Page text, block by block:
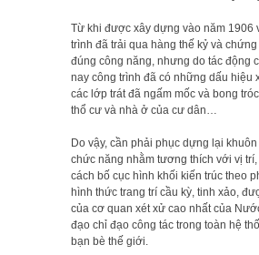
Từ khi được xây dựng vào năm 1906
trình đã trải qua hàng thế kỷ và
đúng công năng, nhưng do tác động
nay công trình đã có những dấu hiệu
các lớp trát đã ngấm mốc và bong
thổ cư và nhà ở của cư dân…
Do vậy, cần phải phục dựng lại
chức năng nhằm tương thích với vị
cách bố cục hình khối kiến trúc theo
hình thức trang trí cầu kỳ, tinh xảo,
của cơ quan xét xử cao nhất của
đạo chỉ đạo công tác trong toàn hệ
bạn bè thế giới.